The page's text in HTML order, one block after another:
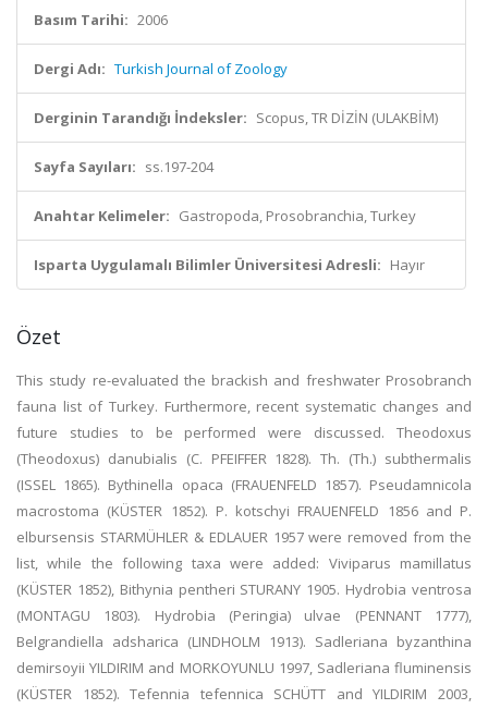
Basım Tarihi: 2006
Dergi Adı: Turkish Journal of Zoology
Derginin Tarandığı İndeksler: Scopus, TR DİZİN (ULAKBİM)
Sayfa Sayıları: ss.197-204
Anahtar Kelimeler: Gastropoda, Prosobranchia, Turkey
Isparta Uygulamalı Bilimler Üniversitesi Adresli: Hayır
Özet
This study re-evaluated the brackish and freshwater Prosobranch
fauna list of Turkey. Furthermore, recent systematic changes and
future studies to be performed were discussed. Theodoxus
(Theodoxus) danubialis (C. PFEIFFER 1828). Th. (Th.) subthermalis
(ISSEL 1865). Bythinella opaca (FRAUENFELD 1857). Pseudamnicola
macrostoma (KÜSTER 1852). P. kotschyi FRAUENFELD 1856 and P.
elbursensis STARMÜHLER & EDLAUER 1957 were removed from the
list, while the following taxa were added: Viviparus mamillatus
(KÜSTER 1852), Bithynia pentheri STURANY 1905. Hydrobia ventrosa
(MONTAGU 1803). Hydrobia (Peringia) ulvae (PENNANT 1777),
Belgrandiella adsharica (LINDHOLM 1913). Sadleriana byzanthina
demirsoyii YILDIRIM and MORKOYUNLU 1997, Sadleriana fluminensis
(KÜSTER 1852). Tefennia tefennica SCHÜTT and YILDIRIM 2003,